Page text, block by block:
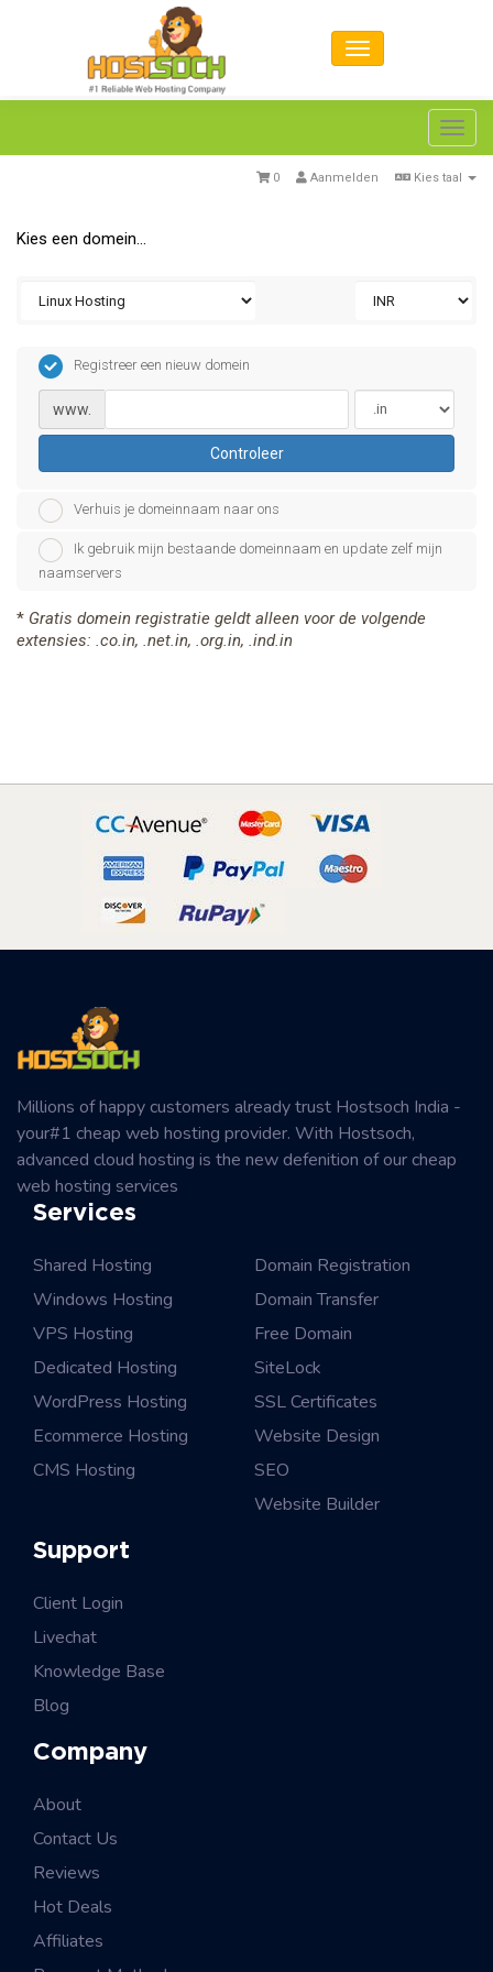
Kies taal
Aanmelden
0
Kies een domein...
Registreer een nieuw domein
www.
Controleer
Verhuis je domeinnaam naar ons
Ik gebruik mijn bestaande domeinnaam en update zelf mijn
naamservers
* Gratis domein registratie geldt alleen voor de volgende
extensies: .co.in, .net.in, .org.in, .ind.in
Millions of happy customers already trust Hostsoch India -
your#1 cheap web hosting provider. With Hostsoch,
advanced cloud hosting is the new defenition of our cheap
web hosting services
Services
Shared Hosting
Windows Hosting
VPS Hosting
Dedicated Hosting
WordPress Hosting
Ecommerce Hosting
CMS Hosting
Domain Registration
Domain Transfer
Free Domain
SiteLock
SSL Certificates
Website Design
SEO
Website Builder
Support
Client Login
Livechat
Knowledge Base
Blog
Company
About
Contact Us
Reviews
Hot Deals
Affiliates